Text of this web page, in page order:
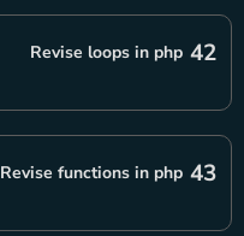
42
Revise loops in php
43
Revise functions in php